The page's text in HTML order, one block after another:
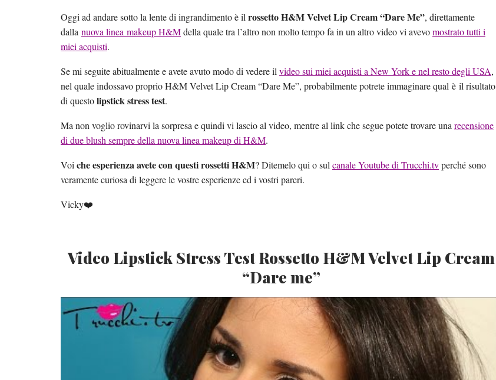
Oggi ad andare sotto la lente di ingrandimento è il rossetto H&M Velvet Lip Cream “Dare Me”, direttamente
dalla nuova linea makeup H&Mdella quale tra l’altro non molto tempo fa in un altro video vi avevomostrato tutti i
miei acquisti.
Se mi seguite abitualmente e avete avuto modo di vedere il video sui miei acquisti a New York e nel resto degli USA,
nel quale indossavo proprio H&M Velvet Lip Cream “Dare Me”, probabilmente potrete immaginare qual è il risultato
di questolipstick stress test.
Ma non voglio rovinarvi la sorpresa e quindi vi lascio al video, mentre al link che segue potete trovare una recensione
di due blush sempre della nuova linea makeup di H&M.
Voi che esperienza avete con questi rossetti H&M? Ditemelo qui o sul canale Youtube di Trucchi.tvperché sono
veramente curiosa di leggere le vostre esperienze ed i vostri pareri.
Vicky❤️
Video Lipstick Stress Test Rossetto H&M Velvet Lip Cream
“Dare me”